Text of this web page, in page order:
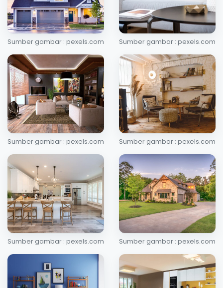
Sumber gambar : pexels.com Sumber gambar : pexels.com
Sumber gambar : pexels.com Sumber gambar : pexels.com
Sumber gambar : pexels.com Sumber gambar : pexels.com